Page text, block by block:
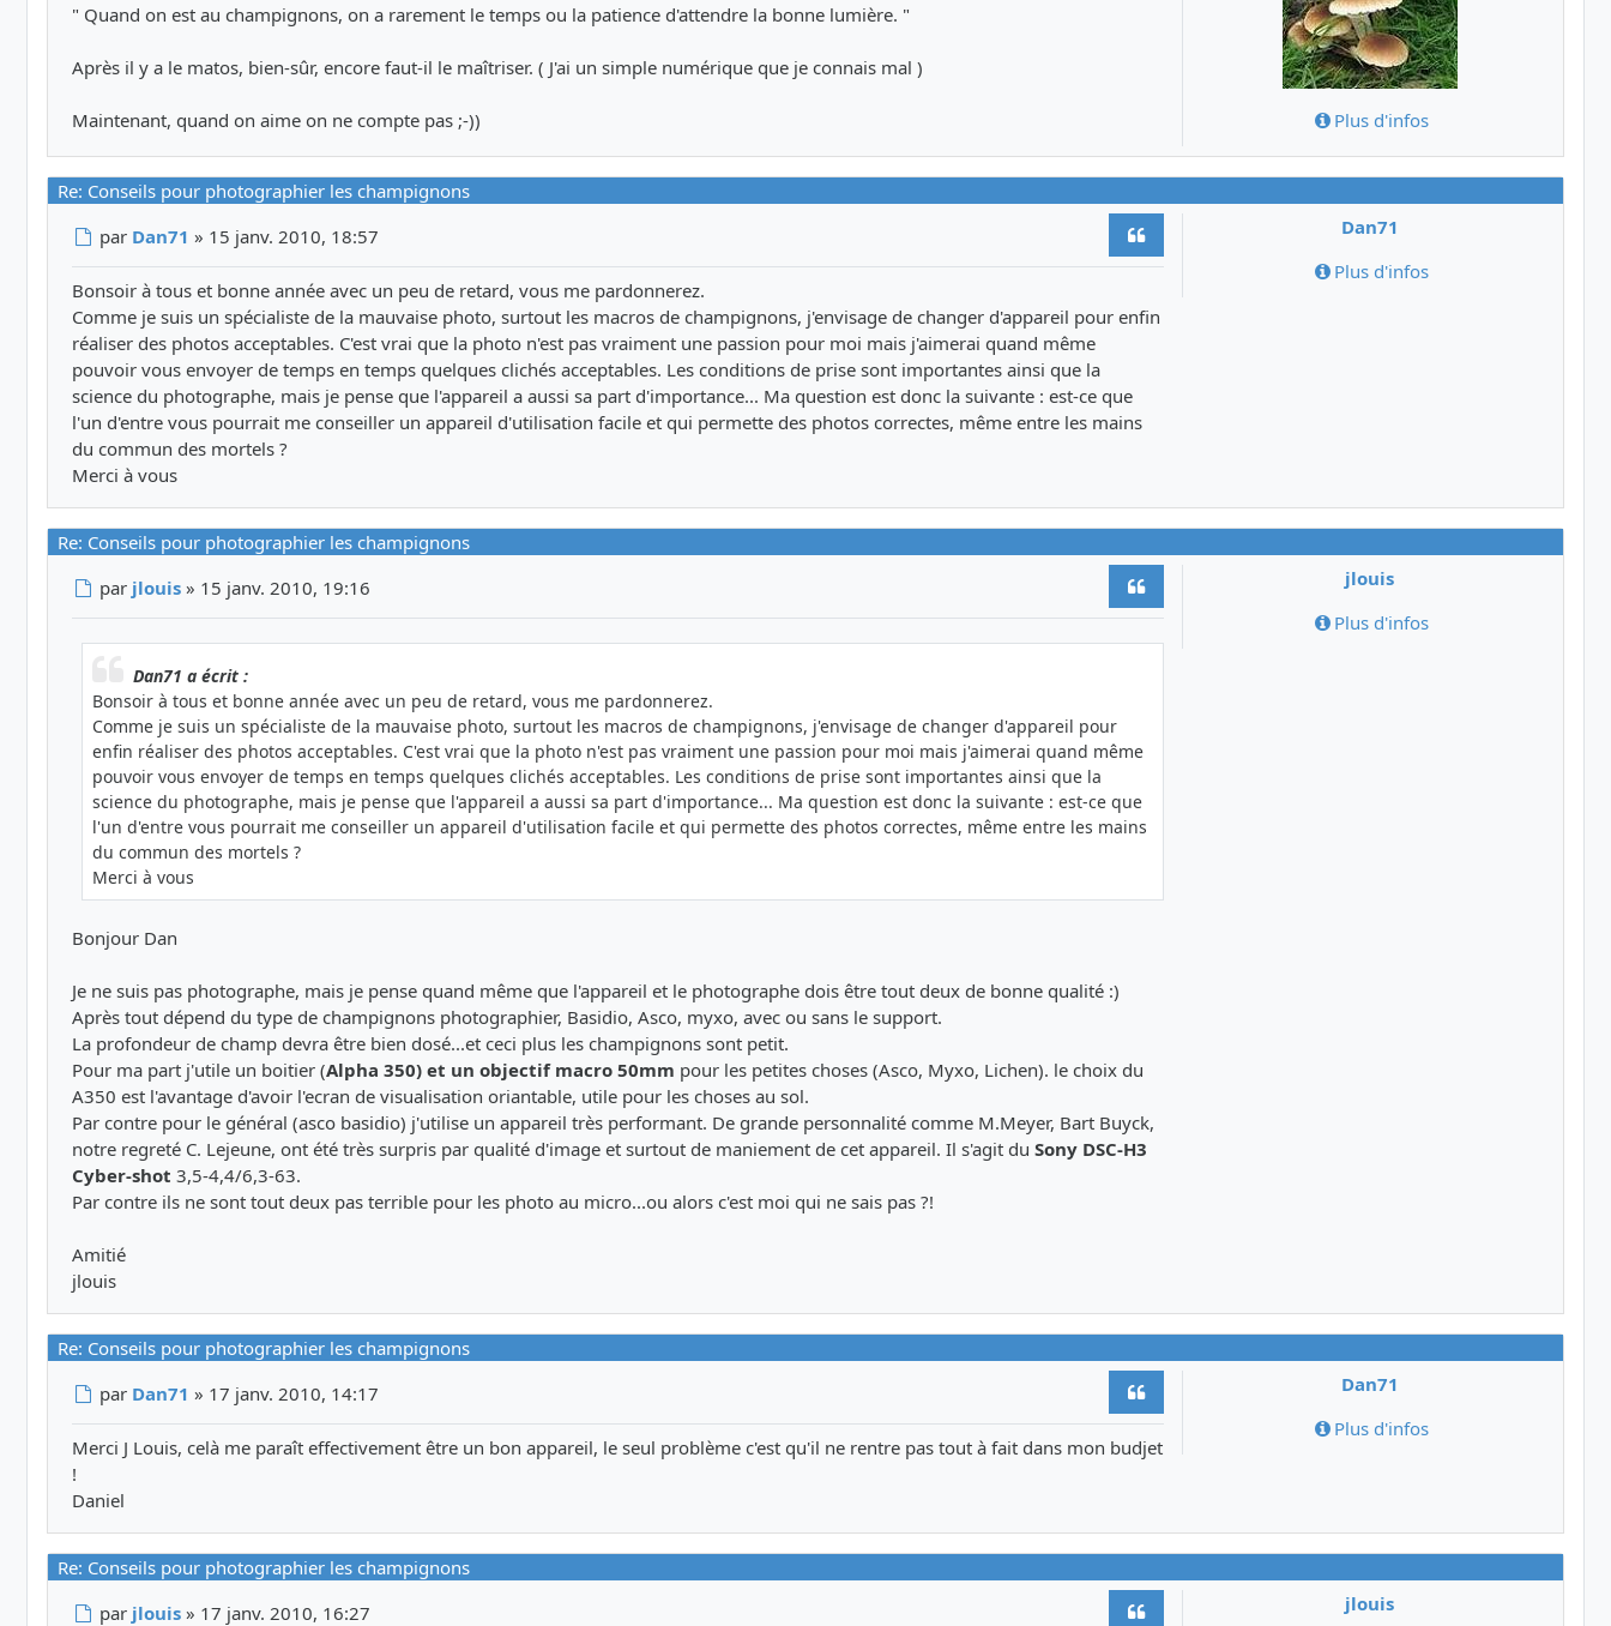
Plus d'infos
" Quand on est au champignons, on a rarement le temps ou la patience d'attendre la bonne lumière. "
Après il y a le matos, bien-sûr, encore faut-il le maîtriser. ( J'ai un simple numérique que je connais mal )
Maintenant, quand on aime on ne compte pas ;-))
Re: Conseils pour photographier les champignons
Dan71
Plus d'infos
Message
par Dan71 » 15 janv. 2010, 18:57
Bonsoir à tous et bonne année avec un peu de retard, vous me pardonnerez.
Comme je suis un spécialiste de la mauvaise photo, surtout les macros de champignons, j'envisage de changer d'appareil pour enfin
réaliser des photos acceptables. C'est vrai que la photo n'est pas vraiment une passion pour moi mais j'aimerai quand même
pouvoir vous envoyer de temps en temps quelques clichés acceptables. Les conditions de prise sont importantes ainsi que la
science du photographe, mais je pense que l'appareil a aussi sa part d'importance... Ma question est donc la suivante : est-ce que
l'un d'entre vous pourrait me conseiller un appareil d'utilisation facile et qui permette des photos correctes, même entre les mains
du commun des mortels ?
Merci à vous
Re: Conseils pour photographier les champignons
jlouis
Plus d'infos
Message
par jlouis » 15 janv. 2010, 19:16
Dan71 a écrit :
Bonsoir à tous et bonne année avec un peu de retard, vous me pardonnerez.
Comme je suis un spécialiste de la mauvaise photo, surtout les macros de champignons, j'envisage de changer d'appareil pour
enfin réaliser des photos acceptables. C'est vrai que la photo n'est pas vraiment une passion pour moi mais j'aimerai quand même
pouvoir vous envoyer de temps en temps quelques clichés acceptables. Les conditions de prise sont importantes ainsi que la
science du photographe, mais je pense que l'appareil a aussi sa part d'importance... Ma question est donc la suivante : est-ce que
l'un d'entre vous pourrait me conseiller un appareil d'utilisation facile et qui permette des photos correctes, même entre les mains
du commun des mortels ?
Merci à vous
Bonjour Dan
Je ne suis pas photographe, mais je pense quand même que l'appareil et le photographe dois être tout deux de bonne qualité :)
Après tout dépend du type de champignons photographier, Basidio, Asco, myxo, avec ou sans le support.
La profondeur de champ devra être bien dosé...et ceci plus les champignons sont petit.
Pour ma part j'utile un boitier (Alpha 350) et un objectif macro 50mm pour les petites choses (Asco, Myxo, Lichen). le choix du
A350 est l'avantage d'avoir l'ecran de visualisation oriantable, utile pour les choses au sol.
Par contre pour le général (asco basidio) j'utilise un appareil très performant. De grande personnalité comme M.Meyer, Bart Buyck,
notre regreté C. Lejeune, ont été très surpris par qualité d'image et surtout de maniement de cet appareil. Il s'agit du Sony DSC-H3
Cyber-shot 3,5-4,4/6,3-63.
Par contre ils ne sont tout deux pas terrible pour les photo au micro...ou alors c'est moi qui ne sais pas ?!
Amitié
jlouis
Re: Conseils pour photographier les champignons
Dan71
Plus d'infos
Message
par Dan71 » 17 janv. 2010, 14:17
Merci J Louis, celà me paraît effectivement être un bon appareil, le seul problème c'est qu'il ne rentre pas tout à fait dans mon budjet
!
Daniel
Re: Conseils pour photographier les champignons
jlouis
Message
par jlouis » 17 janv. 2010, 16:27